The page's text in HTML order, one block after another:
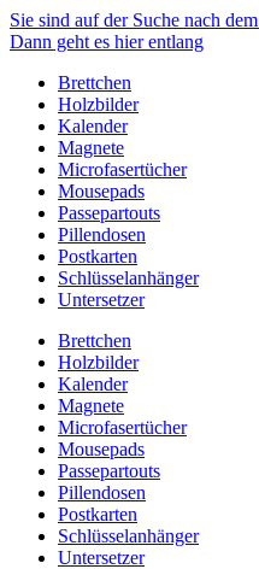
Zum
Inhalt
Sie sind auf der Suche nach dem
Dann geht es hier entlang
Brettchen
Holzbilder
Kalender
Magnete
Microfasertücher
Mousepads
Passepartouts
Pillendosen
Postkarten
Schlüsselanhänger
Untersetzer
Brettchen
Holzbilder
Kalender
Magnete
Microfasertücher
Mousepads
Passepartouts
Pillendosen
Postkarten
Schlüsselanhänger
Untersetzer